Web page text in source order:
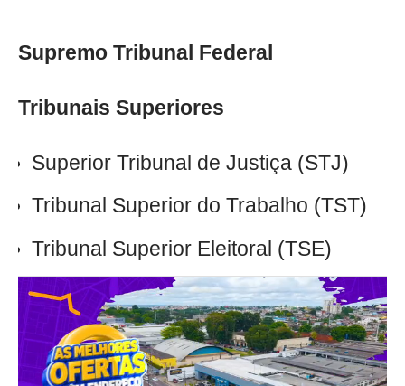
Supremo Tribunal Federal
Tribunais Superiores
Superior Tribunal de Justiça (STJ)
Tribunal Superior do Trabalho (TST)
Tribunal Superior Eleitoral (TSE)